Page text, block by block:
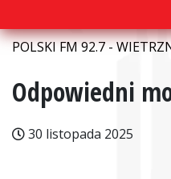
POLSKI FM 92.7 -
Odpowiedni
30 listopada 2025